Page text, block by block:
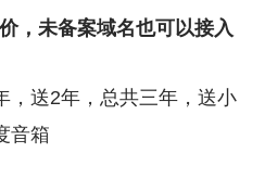
，未备案域名也可以接入
，送2年，总共三年，送小
音箱